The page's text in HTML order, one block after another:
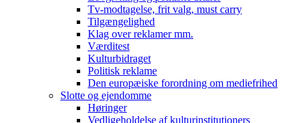
Tv-modtagelse, frit valg, must carry
Tilgængelighed
Klag over reklamer mm.
Værditest
Kulturbidraget
Politisk reklame
Den europæiske forordning om mediefrihed
Slotte og ejendomme
Høringer
Vedligeholdelse af kulturinstitutioners